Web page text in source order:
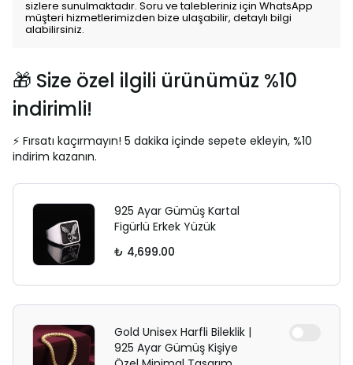
sizlere sunulmaktadır. Soru ve talebleriniz için WhatsApp
müşteri hizmetlerimizden bize ulaşabilir, detaylı bilgi
alabilirsiniz.
🎁 Size özel ilgili ürünümüz %10
indirimli!
⚡ Fırsatı kaçırmayın! 5 dakika içinde sepete ekleyin, %10
indirim kazanın.
925 Ayar Gümüş Kartal
Figürlü Erkek Yüzük
₺ 4,699.00
Gold Unisex Harfli Bileklik |
925 Ayar Gümüş Kişiye